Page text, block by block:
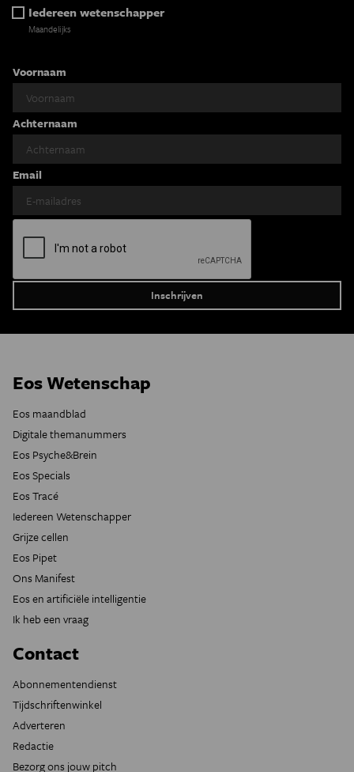
Iedereen wetenschapper
Maandelijks
Voornaam
Achternaam
Email
Eos Wetenschap
Eos maandblad
Digitale themanummers
Eos Psyche&Brein
Eos Specials
Eos Tracé
Iedereen Wetenschapper
Grijze cellen
Eos Pipet
Ons Manifest
Eos en artificiële intelligentie
Ik heb een vraag
Contact
Abonnementendienst
Tijdschriftenwinkel
Adverteren
Redactie
Bezorg ons jouw pitch